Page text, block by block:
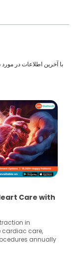
با آخرین اطلاعات در
Sperm
critical steps
In Vitro
(IUI). These
dream of